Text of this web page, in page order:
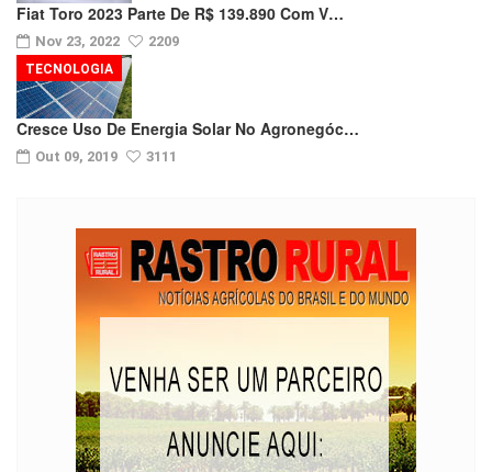
Fiat Toro 2023 Parte De R$ 139.890 Com V…
Nov 23, 2022 2209
Cresce Uso De Energia Solar No Agronegóc…
Out 09, 2019 3111
TECNOLOGIA